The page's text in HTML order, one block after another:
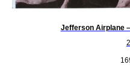
Jefferson Airplane